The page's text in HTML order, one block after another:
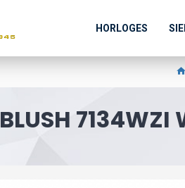
HORLOGES
BLUSH 7134WZI